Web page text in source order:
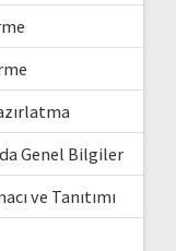
Genel Bilgiler
ve Tanıtımı